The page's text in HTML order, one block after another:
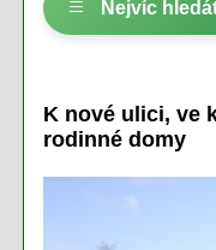
Nejvíc
K nové ulici, ve
rodinné domy